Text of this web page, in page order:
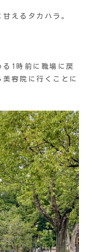
えるタカハラ。
1時前に職場に戻
容院に行くことに